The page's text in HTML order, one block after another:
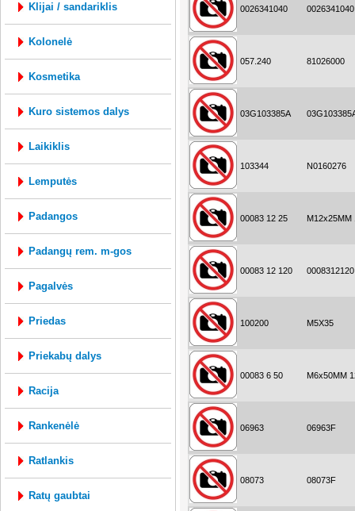
klijai / sandariklis
kolonelė
kosmetika
kuro sistemos dalys
laikiklis
lemputės
padangos
padangų rem. m-gos
pagalvės
priedas
priekabų dalys
racija
rankenėlė
ratlankis
ratų gaubtai
0026341040 0026341040
057.240 81026000
03G103385A
103344 N0160276
00083 12 25 M12x25MM
00083 12 120 0008312120
100200 M5X35
00083 6 50 M6x50MM
06963 06963F
08073 08073F